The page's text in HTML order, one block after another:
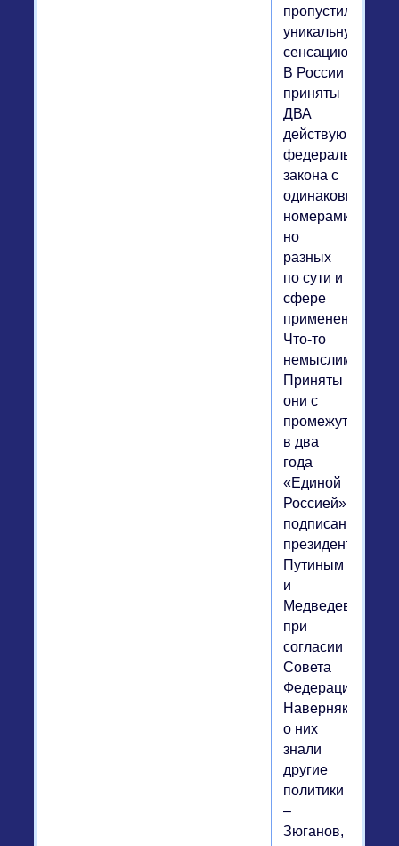
пропустили
уникальную
сенсацию.
В России
приняты
ДВА
действующих
федеральных
закона с
одинаковыми
номерами,
но
разных
по сути и
сфере
применения.
Что-то
немыслимое.
Приняты
они с
промежутком
в два
года
«Единой
Россией»,
подписаны
президентами
Путиным
и
Медведевым
при
согласии
Совета
Федерации.
Наверняка
о них
знали
другие
политики
–
Зюганов,